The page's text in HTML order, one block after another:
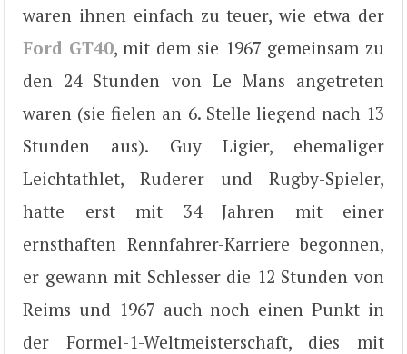
waren ihnen einfach zu teuer, wie etwa der
Ford GT40, mit dem sie 1967 gemeinsam zu
den 24 Stunden von Le Mans angetreten
waren (sie fielen an 6. Stelle liegend nach 13
Stunden aus). Guy Ligier, ehemaliger
Leichtathlet, Ruderer und Rugby-Spieler,
hatte erst mit 34 Jahren mit einer
ernsthaften Rennfahrer-Karriere begonnen,
er gewann mit Schlesser die 12 Stunden von
Reims und 1967 auch noch einen Punkt in
der Formel-1-Weltmeisterschaft, dies mit